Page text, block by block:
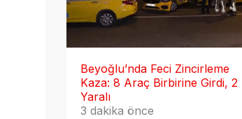
Beyoğlu’nda Feci Zincirleme
Kaza: 8 Araç Birbirine Girdi, 2
Yaralı
3 dakika önce